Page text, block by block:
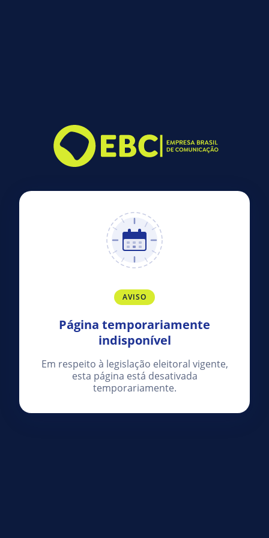
AVISO
Página temporariamente
indisponível
Em respeito à legislação eleitoral vigente,
esta página está desativada
temporariamente.